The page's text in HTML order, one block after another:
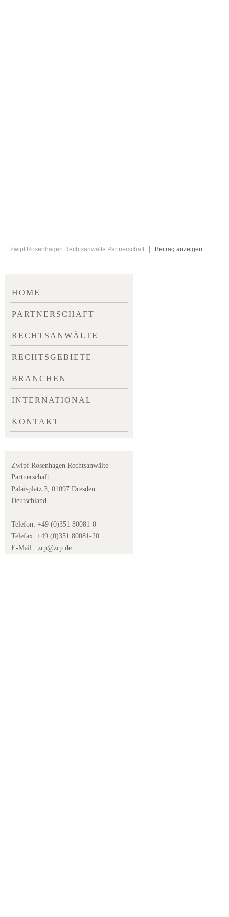
Zwipf Rosenhagen Rechtsanwälte Partnerschaft Beitrag anzeigen
ÜBERSPRINGEN
HOME
PARTNERSCHAFT
RECHTSANWÄLTE
RECHTSGEBIETE
BRANCHEN
INTERNATIONAL
KONTAKT
Zwipf Rosenhagen Rechtsanwälte
Partnerschaft
Palaisplatz 3, 01097 Dresden
Deutschland
Telefon: +49 (0)351 80081-0
Telefax: +49 (0)351 80081-20
E-Mail: zrp@zrp.de